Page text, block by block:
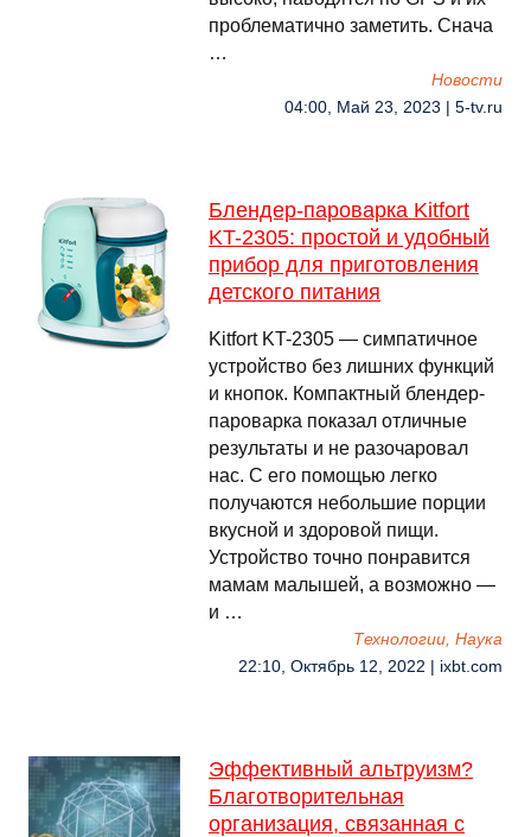
проблематично заметить. Снача
…
Новости
04:00, Май 23, 2023 | 5-tv.ru
Блендер-пароварка Kitfort
KT-2305: простой и удобный
прибор для приготовления
детского питания
Kitfort KT-2305 — симпатичное
устройство без лишних функций
и кнопок. Компактный блендер-
пароварка показал отличные
результаты и не разочаровал
нас. С его помощью легко
получаются небольшие порции
вкусной и здоровой пищи.
Устройство точно понравится
мамам малышей, а возможно —
и …
Технологии, Наука
22:10, Октябрь 12, 2022 | ixbt.com
Эффективный альтруизм?
Благотворительная
организация, связанная с